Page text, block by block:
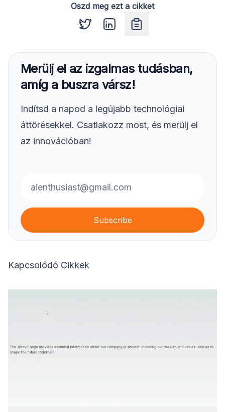
Oszd meg ezt a cikket
Copy code
Merülj el az izgalmas tudásban,
amíg a buszra vársz!
Indítsd a napod a legújabb technológiai
áttörésekkel. Csatlakozz most, és merülj el
az innovációban!
Subscribe
Kapcsolódó Cikkek